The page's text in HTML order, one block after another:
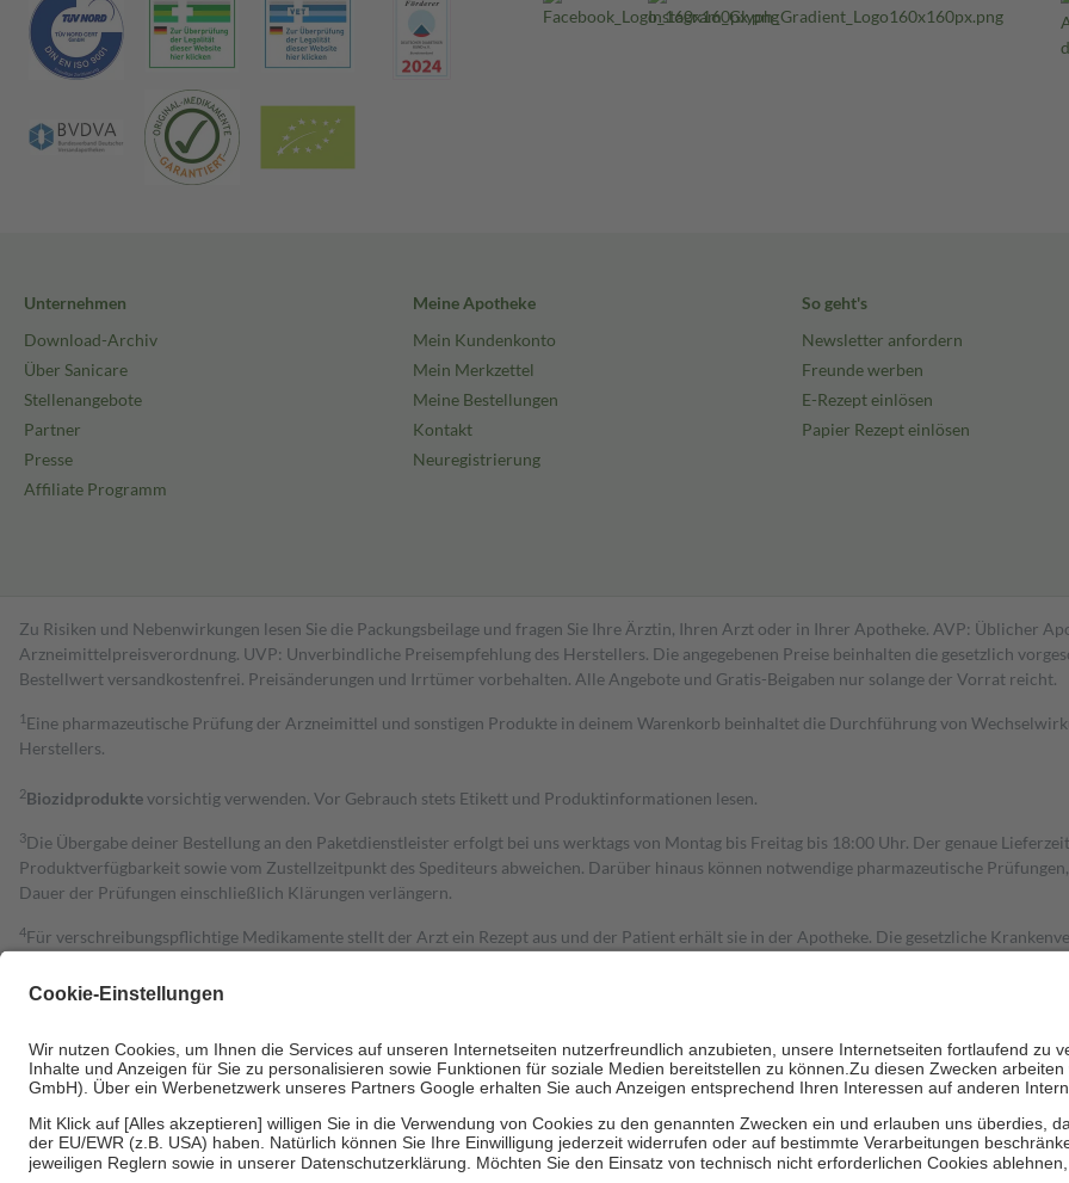
Unternehmen
Download-Archiv
Über Sanicare
Stellenangebote
Partner
Presse
Affiliate Programm
Meine Apotheke
Mein Kundenkonto
Mein Merkzettel
Meine Bestellungen
Kontakt
Neuregistrierung
So geht's
Newsletter anfordern
Freunde werben
E-Rezept einlösen
Papier Rezept einlösen
Zu Risiken und Nebenwirkungen lesen Sie die Packungsbeilage und fragen Sie Ihre Ärztin, Ihren Arzt oder in Ihrer Apotheke. AVP: Üblicher
Arzneimittelpreisverordnung. UVP: Unverbindliche Preisempfehlung des Herstellers. Die angegebenen Preise beinhalten die gesetzlich
Bestell­wert versand­kosten­frei. Preisänderungen und Irrtümer vorbehalten. Alle Angebote und Gratis-Beigaben nur solange der Vorrat reicht.
1 Eine pharmazeutische Prüfung der Arzneimittel und sonstigen Produkte in deinem Warenkorb beinhaltet die Durchführung von
Herstellers.
2Biozidproduktevorsichtig verwenden. Vor Gebrauch stets Etikett und Produktinformationen lesen.
3Die Übergabe deiner Bestellung an den Paketdienstleister erfolgt bei uns werktags von Montag bis Freitag bis 18:00 Uhr. Der genaue
Produktverfügbarkeit sowie vom Zustellzeitpunkt des Spediteurs abweichen. Darüber hinaus können notwendige pharmazeutische
Dauer der Prüfungen einschließlich Klärungen verlängern.
4Für verschreibungspflichtige Medikamente stellt der Arzt ein Rezept aus und der Patient erhält sie in der Apotheke. Die gesetzliche
Grundsätzlich leisten Mitglieder Zuzahlungen in Höhe von zehn Prozent des Abgabepreises,
Bei Heilmitteln und häuslicher Krankenpflege beträgt die Zuzahlung zehn Prozent der Kosten sowie zehn Euro je Verordnung.
Um das Engagement der Versicherten für ihre eigene Gesundheit zu stärken und die besondere Stellung der Familie zu unterstützen, fallen
• Untersuchungen zur Vorsorge und Früherkennung, die von der GKV getragen werden
• empfohlenen Schutzimpfungen